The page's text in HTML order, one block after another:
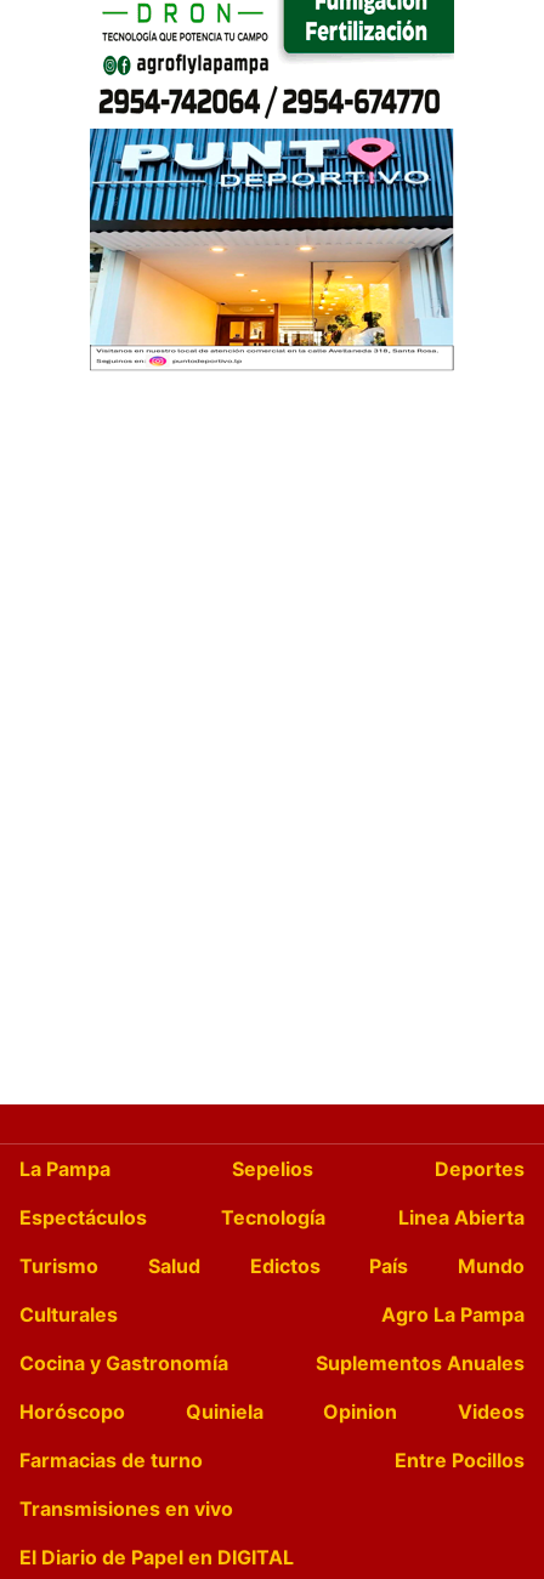
La Pampa Sepelios
Deportes
Espectáculos
Tecnología
Linea Abierta
Turismo
Salud Edictos País
Mundo
Culturales
Agro La Pampa
Cocina y Gastronomía
Suplementos Anuales
Horóscopo
Quiniela Opinion
Videos
Farmacias de turno
Entre Pocillos
Transmisiones en vivo
El Diario de Papel en DIGITAL